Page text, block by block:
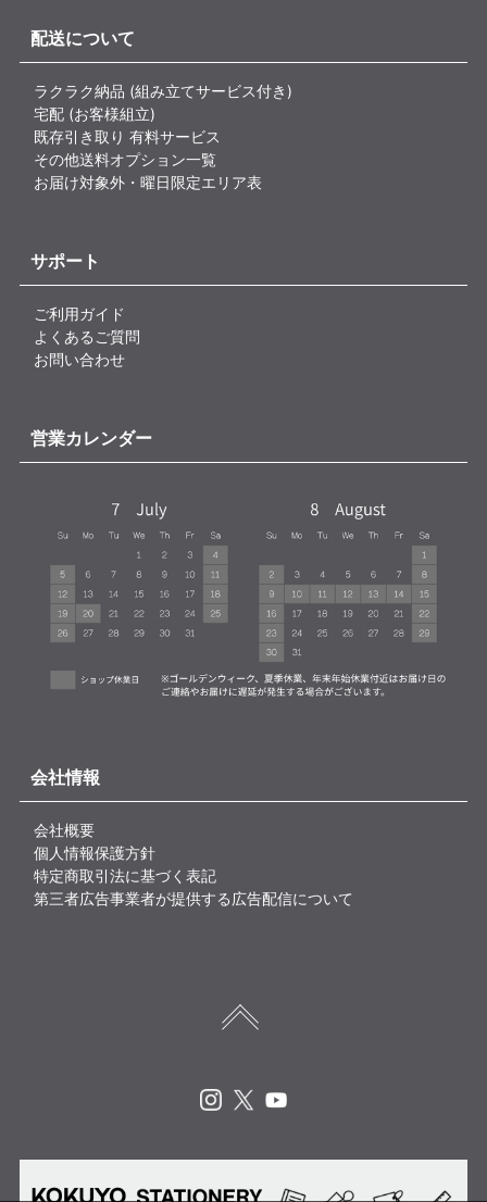
配送について
ラクラク納品 (組み立てサービス付き)
宅配 (お客様組立)
既存引き取り 有料サービス
その他送料オプション一覧
お届け対象外・曜日限定エリア表
サポート
ご利用ガイド
よくあるご質問
お問い合わせ
営業カレンダー
会社情報
会社概要
個人情報保護方針
特定商取引法に基づく表記
第三者広告事業者が提供する広告配信について